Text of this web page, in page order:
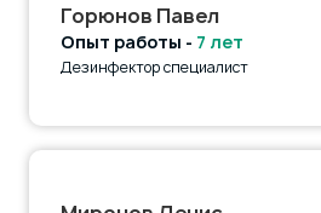
Горюнов Павел
Опыт работы - 7 лет
Дезинфектор специалист